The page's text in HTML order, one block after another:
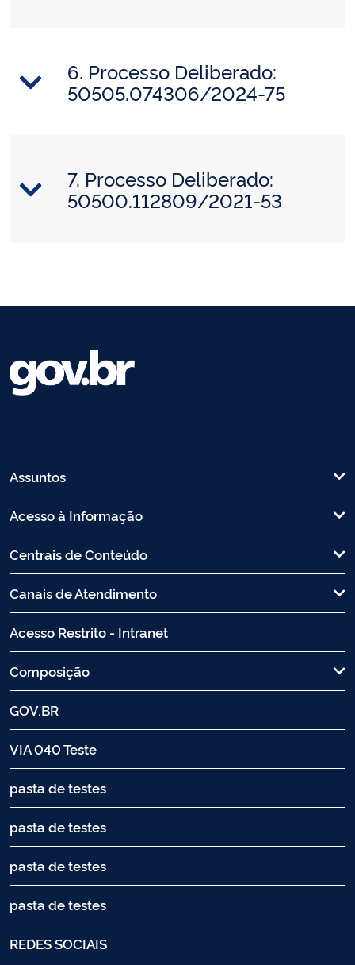
6. Processo Deliberado:
50505.074306/2024-75
7. Processo Deliberado:
50500.112809/2021-53
Assuntos
Acesso à Informação
Centrais de Conteúdo
Canais de Atendimento
Acesso Restrito - Intranet
Composição
GOV.BR
VIA 040 Teste
pasta de testes
pasta de testes
pasta de testes
pasta de testes
REDES SOCIAIS